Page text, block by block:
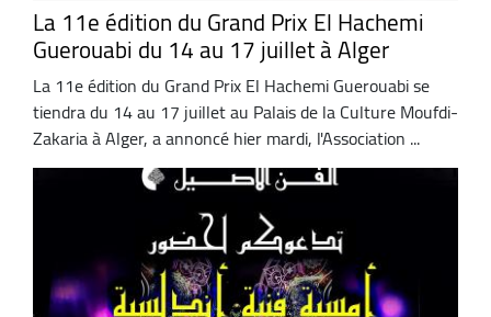
La 11e édition du Grand Prix El Hachemi
Guerouabi du 14 au 17 juillet à Alger
La 11e édition du Grand Prix El Hachemi Guerouabi se
tiendra du 14 au 17 juillet au Palais de la Culture Moufdi-
Zakaria à Alger, a annoncé hier mardi, l'Association ...